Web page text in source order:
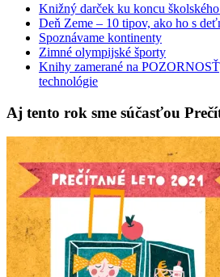
Knižný darček ku koncu
Deň Zeme – 10 tipov, ako ho s
Spoznávame kontinenty
Zimné olympijské športy
Knihy zamerané na
technológie
Aj tento rok sme súčasťou